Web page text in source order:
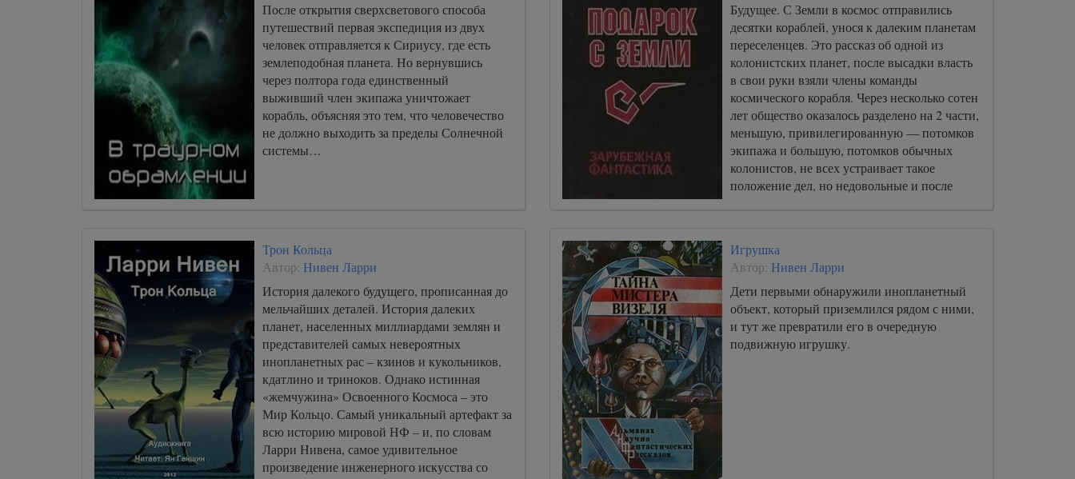
000025
000026
000029
000030
000033
000034
000035
000036
000037
000038
000039
000041
После открытия сверхсветового способа
путешествий первая экспедиция из двух
человек отправляется к Сириусу, где есть
землеподобная планета. Но вернувшись
через полтора года единственный
выживший член экипажа уничтожает
корабль, объясняя это тем, что человечество
не должно выходить за пределы Солнечной
системы…
Будущее. С Земли в космос отправились
десятки кораблей, унося к далеким планетам
переселенцев. Это рассказ об одной из
колонистских планет, после высадки власть
в свои руки взяли члены команды
космического корабля. Через несколько сотен
лет общество оказалось разделено на 2 части,
меньшую, привилегированную — потомков
экипажа и большую, потомков обычных
колонистов, не всех устраивает такое
положение дел, но недовольные и после
Трон Кольца
Автор: Нивен Ларри
История далекого будущего, прописанная до
мельчайших деталей. История далеких
планет, населенных миллиардами землян и
представителей самых невероятных
инопланетных рас – кзинов и кукольников,
кдатлино и триноков. Однако истинная
«жемчужина» Освоенного Космоса – это
Мир Кольцо. Самый уникальный артефакт за
всю историю мировой НФ – и, по словам
Ларри Нивена, самое удивительное
произведение инженерного искусства со
Игрушка
Автор: Нивен Ларри
Дети первыми обнаружили инопланетный
объект, который приземлился рядом с ними,
и тут же превратили его в очередную
подвижную игрушку.